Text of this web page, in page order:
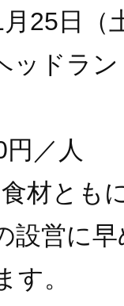
25日（
ッドラ
／人
材とも
設営に
す。